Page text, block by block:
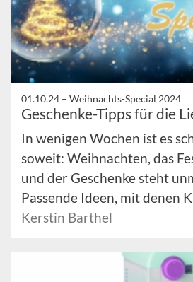
01.10.24 – Weihnachts-Special 2024
Geschenke-Tipps für die
In wenigen Wochen ist es
soweit: Weihnachten, das
und der Geschenke steht
Passende Ideen, mit denen
Kerstin Barthel